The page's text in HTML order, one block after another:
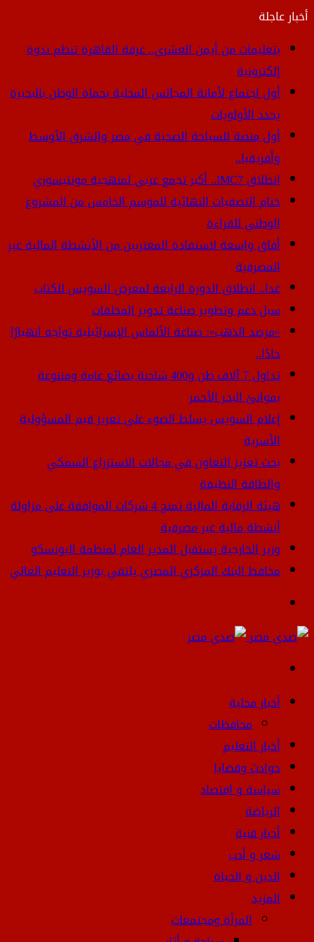
أخبار عاجلة
بتعليمات من أيمن العشري.. غرفة القاهرة تنظم ندوة
إلكترونية
أول اجتماع لأمانة المجالس المحلية بحماة الوطن بالبحيرة
يحدد الأولويات
أول منصة للسياحة الصحية في مصر والشرق الأوسط
وأفريقيا..
انطلاق IMC7.. أكبر تجمع عربي لمنهجية مونتيسوري
ختام التصفيات النهائية للموسم الخامس من المشروع
الوطني للقراءة
أفاق واسعة لاستفادة المغتربين من الأنشطة المالية غير
المصرفية
غدا.. انطلاق الدورة الرابعة لمعرض السويس للكتاب
سبل دعم وتطوير صناعة تدوير المخلفات
«مرصد الذهب»: صناعة الألماس الإسرائيلية تواجه انهيارًا
حادًا..
تداول 7 آلاف طن و400 شاحنة بضائع عامة ومتنوعة
بموانئ البحر الأحمر
إعلام السويس يسلط الضوء علي تعزيز قيم المسؤولية
الأسرية
بحث تعزيز التعاون في مجالات الاستزراع السمكي
والطاقة النظيفة
هيئة الرقابة المالية تمنح 4 شركات الموافقة على مزاولة
أنشطة مالية غير مصرفية
وزير الخارجية يستقبل المدير العام لمنظمة اليونسكو
محافظ البنك المركزي المصري يلتقي بوزير التعليم العالي
عن
أخبار محلية
محافظات
أخبار التعليم
حوادث وقضايا
سياسة و اقتصاد
الرياضة
أحبار فنية
شعر و أدب
الدين و الحياة
المزيد
المرأة ومجتمعات